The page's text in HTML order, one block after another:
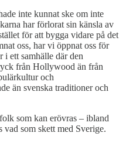
inte kunnat ske om inte
har förlorat sin känsla av
för att bygga vidare på det
oss, har vi öppnat oss för
ett samhälle där den
från Hollywood än från
och
än svenska traditioner och
som kan erövras – ibland
vad som skett med Sverige.